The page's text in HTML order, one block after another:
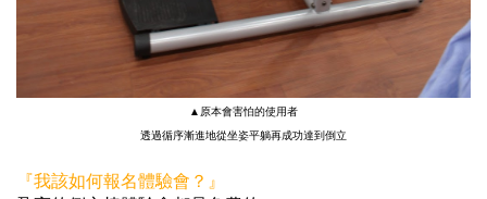
▲原本會害怕的使用者
透過循序漸進地從坐姿平躺再成功達到倒立
『我該如何報名體驗會？』